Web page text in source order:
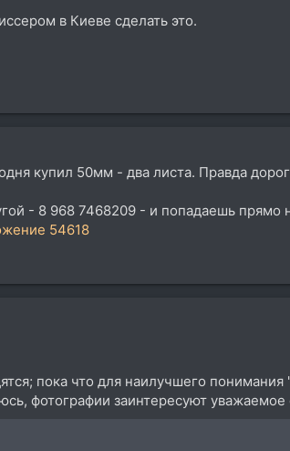
в Киеве сделать это.
купил 50мм - два листа. Правда
- 8 968 7468209 - и попадаешь
54618
пока что для наилучшего
фотографии заинтересуют уважаемое